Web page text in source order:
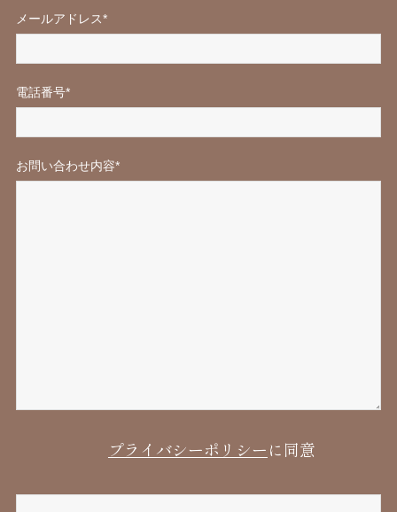
メールアドレス*
電話番号*
お問い合わせ内容*
プライバシーポリシーに同意